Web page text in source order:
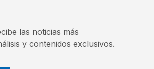
las noticias más
y contenidos exclusivos.